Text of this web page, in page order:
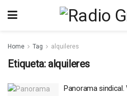
Home Tag alquileres
Etiqueta: alquileres
Panorama